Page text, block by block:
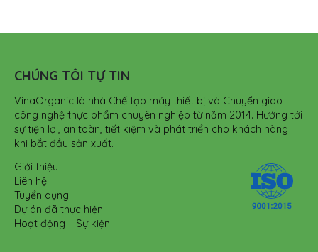
CHÚNG TÔI TỰ TIN
VinaOrganic là nhà Chế tạo máy thiết bị và Chuyển giao
công nghệ thực phẩm chuyên nghiệp từ năm 2014. Hướng tới
sự tiện lợi, an toàn, tiết kiệm và phát triển cho khách hàng
khi bắt đầu sản xuất.
Giới thiệu
Liên hệ
Tuyển dụng
Dự án đã thực hiện
Hoạt động – Sự kiện